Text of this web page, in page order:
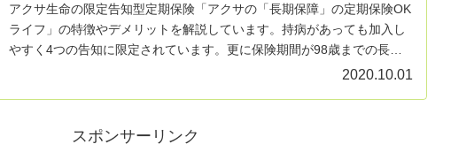
アクサ生命の限定告知型定期保険「アクサの「長期保障」の定期保険OK
ライフ」の特徴やデメリットを解説しています。持病があっても加入し
やすく4つの告知に限定されています。更に保険期間が98歳までの長期
定期という珍しい商品なので対象になる方はある程度されます。2020.10.01
スポンサーリンク